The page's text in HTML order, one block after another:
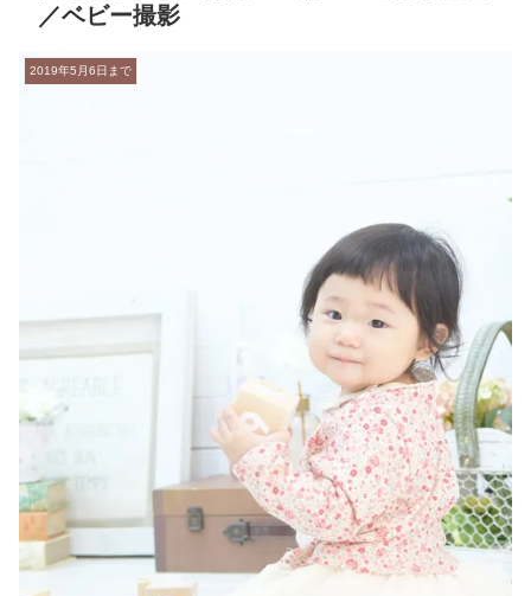
／ベビー撮影
2019年5月6日まで